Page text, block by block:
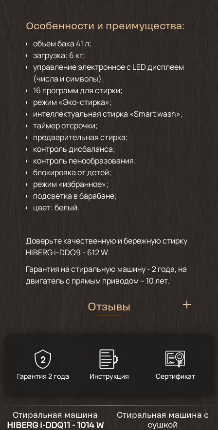
Особенности и преимущества:
объем бака 41 л;
загрузка: 6 кг;
управление электронное с LED дисплеем
(числа и символы);
16 программ для стирки;
режим «Эко-стирка»;
интеллектуальная стирка «Smart wash»;
таймер отсрочки;
предварительная стирка;
контроль дисбаланса;
контроль пенообразования;
блокировка от детей;
режим «избранное»;
подсветка в барабане;
цвет: белый.
Доверьте качественную и бережную стирку
HIBERG i-DDQ9 - 612 W.
Гарантия на стиральную машину - 2 года, на
двигатель с прямым приводом – 10 лет.
Отзывы
14
Хорошая машинка, функционал понятный,
описанию соответствует
2
Гарантия 2 года Инструкция Сертификат
Стиральная машина
HIBERG i-DDQ11 - 1014 W
Стиральная машина с
сушкой